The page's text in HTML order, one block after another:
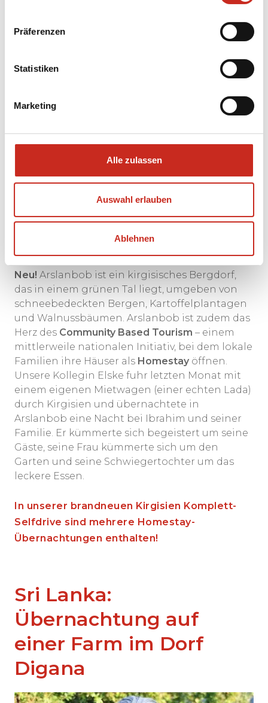
Präferenzen
Statistiken
Marketing
Alle zulassen
Auswahl erlauben
Ablehnen
Kirgisien: Übernachten
Sie bei einer
kirgisischen Familie in
Arslanbob
Neu! Arslanbob ist ein kirgisisches Bergdorf,
das in einem grünen Tal liegt, umgeben von
schneebedeckten Bergen, Kartoffelplantagen
und Walnussbäumen. Arslanbob ist zudem das
Herz des Community Based Tourism – einem
mittlerweile nationalen Initiativ, bei dem lokale
Familien ihre Häuser als Homestay öffnen.
Unsere Kollegin Elske fuhr letzten Monat mit
einem eigenen Mietwagen (einer echten Lada)
durch Kirgisien und übernachtete in
Arslanbob eine Nacht bei Ibrahim und seiner
Familie. Er kümmerte sich begeistert um seine
Gäste, seine Frau kümmerte sich um den
Garten und seine Schwiegertochter um das
leckere Essen.
In unserer brandneuen Kirgisien Komplett-
Selfdrive sind mehrere Homestay-
Übernachtungen enthalten!
Sri Lanka:
Übernachtung auf
einer Farm im Dorf
Digana